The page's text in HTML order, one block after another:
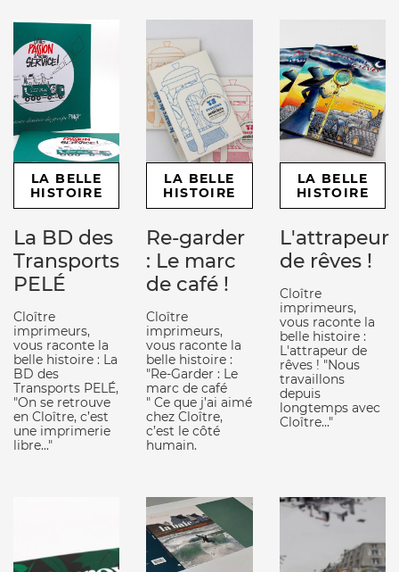
LA BELLE
HISTOIRE
La BD des
Transports
PELÉ
Cloître
imprimeurs,
vous raconte la
belle histoire : La
BD des
Transports PELÉ,
"On se retrouve
en Cloître, c’est
une imprimerie
libre..."
LA BELLE
HISTOIRE
Re-garder
: Le marc
de café !
Cloître
imprimeurs,
vous raconte la
belle histoire :
"Re-Garder : Le
marc de café
" Ce que j’ai aimé
chez Cloître,
c’est le côté
humain.
LA BELLE
HISTOIRE
L'attrapeur
de rêves !
Cloître
imprimeurs,
vous raconte la
belle histoire :
L'attrapeur de
rêves ! "Nous
travaillons
depuis
longtemps avec
Cloître..."